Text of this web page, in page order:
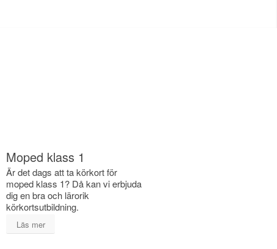
Moped klass 1
Är det dags att ta körkort för
moped klass 1? Då kan vi erbjuda
dig en bra och lärorik
körkortsutbildning.
Läs mer